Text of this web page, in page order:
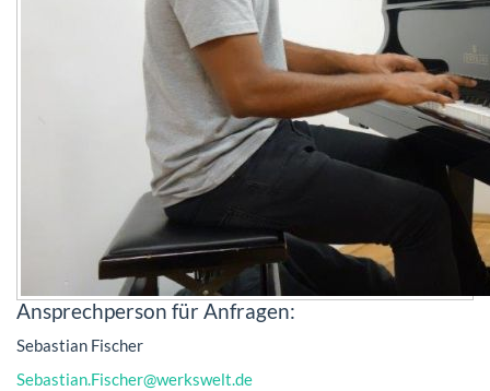
Ansprechperson für Anfragen:
Sebastian Fischer
Sebastian.Fischer@werkswelt.de